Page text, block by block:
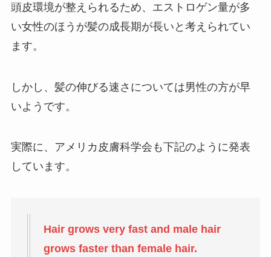
頭皮環境が整えられるため、エストロゲン量が多
い女性のほうが髪の成長期が長いと考えられてい
ます。
しかし、髪の伸びる速さについては男性の方が早
いようです。
実際に、アメリカ皮膚科学会も下記のように発表
しています。
Hair grows very fast and male hair
grows faster than female hair.